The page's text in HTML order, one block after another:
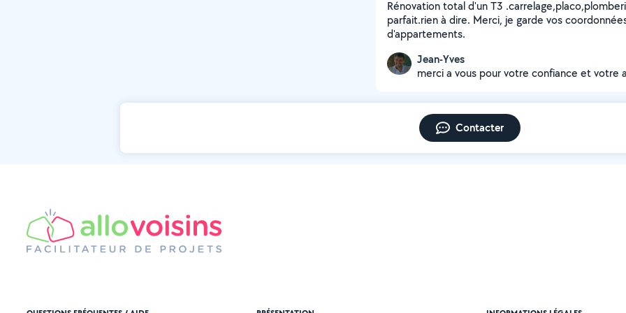
Rénovation total d'un T3
parfait.rien à dire. Merci, je garde vos
d'appartements.
Jean-Yves
merci a vous pour votre confiance et votre
Contacter